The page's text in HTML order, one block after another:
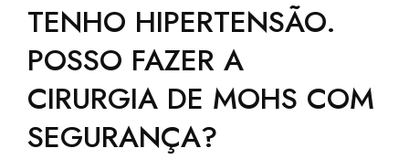
TENHO HIPERTENSÃO.
POSSO FAZER A
CIRURGIA DE MOHS COM
SEGURANÇA?